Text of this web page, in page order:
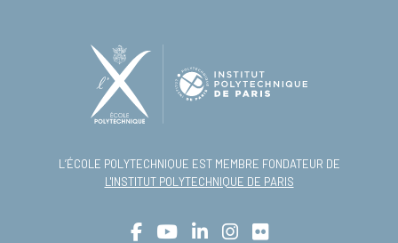
L’ÉCOLE POLYTECHNIQUE EST MEMBRE FONDATEUR DE
L'INSTITUT POLYTECHNIQUE DE PARIS